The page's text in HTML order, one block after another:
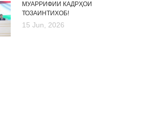
МУАРРИФИИ КАДРҲОИ
ТОЗАИНТИХОБ!
15 Jun, 2026